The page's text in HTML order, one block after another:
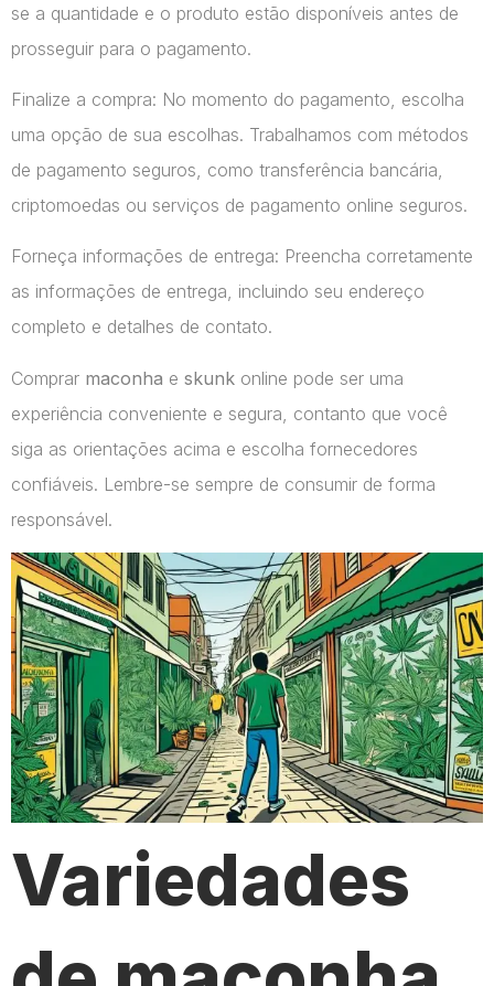
se a quantidade e o produto estão disponíveis antes de
prosseguir para o pagamento.
Finalize a compra: No momento do pagamento, escolha
uma opção de sua escolhas. Trabalhamos com métodos
de pagamento seguros, como transferência bancária,
criptomoedas ou serviços de pagamento online seguros.
Forneça informações de entrega: Preencha corretamente
as informações de entrega, incluindo seu endereço
completo e detalhes de contato.
Comprar maconha e skunk online pode ser uma
experiência conveniente e segura, contanto que você
siga as orientações acima e escolha fornecedores
confiáveis. Lembre-se sempre de consumir de forma
responsável.
Variedades